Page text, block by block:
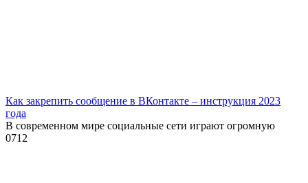
Как закрепить сообщение в ВКонтакте – инструкция 2023
года
В современном мире социальные сети играют огромную
0712